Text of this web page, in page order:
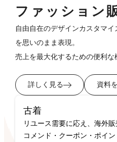
ファッション
自由自在のデザインカスタマ
を思いのまま表現。
売上を最大化するための便利な
詳しく見る 資料
古着
リユース需要に応え、海外
コメンド・クーポン・ポイ